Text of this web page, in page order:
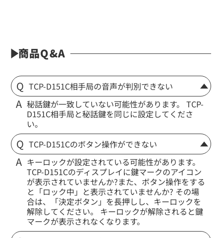
※EK-313JKW-563
※イヤホンプラグサイズ2.5φ
EK-367
防水マイクロフォンタイピンマイク(ノーマルタイプ)
商品Q&A
TCP-D151C相手局の音声が判別できない
秘話鍵が一致していない可能性があります。 TCP-
D151C相手局と秘話鍵を同じに設定してくださ
い。
TCP-D151Cのボタン操作ができない
キーロックが設定されている可能性があります。
TCP-D151Cのディスプレイに鍵マークのアイコン
が表示されていませんか?また、ボタン操作をする
と「ロック中」と表示されていませんか? その場
合は、「決定ボタン」を長押しし、キーロックを
解除してください。 キーロックが解除されると鍵
マークが表示されなくなります。